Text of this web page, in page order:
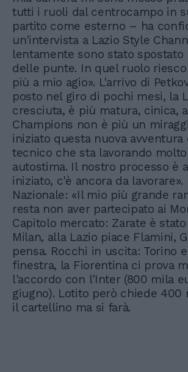
tutti i ruoli dal centrocampo in
partito come esterno – ha
un'intervista a Lazio Style
lentamente sono stato spostato
delle punte. In quel ruolo
più a mio agio». L'arrivo di
posto nel giro di pochi mesi, la
cresciuta, è più matura, cinica,
Champions non è più un
iniziato questa nuova avventura
tecnico che sta lavorando
autostima. Il nostro processo è
iniziato, c'è ancora da lavorare».
Nazionale: «Il mio più grande
resta non aver partecipato ai
Capitolo mercato: Zarate è
Milan, alla Lazio piace Flamini,
pensa. Rocchi in uscita: Torino
finestra, la Fiorentina ci prova
l'accordo con l'Inter (800 mila
giugno). Lotito però chiede 400
il cartellino ma si farà.